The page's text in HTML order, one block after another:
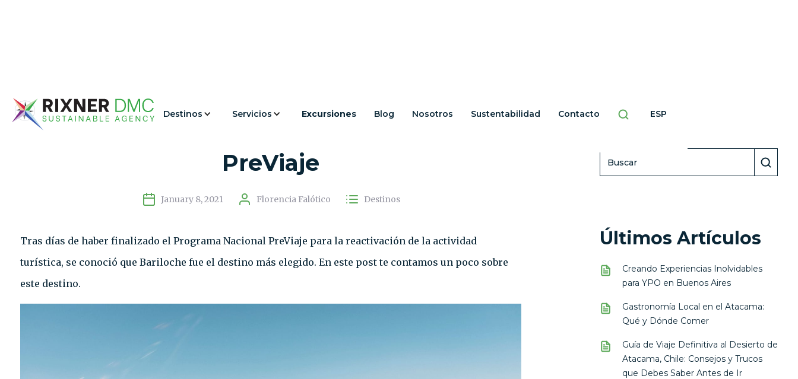
Destinos Servicios Excursiones Blog Nosotros Sustentabilidad Contacto ESP
PreViaje
January 8, 2021 Florencia Falótico Destinos
Tras días de haber finalizado el Programa Nacional PreViaje para la reactivación de la actividad
turística, se conoció que Bariloche fue el destino más elegido. En este post te contamos un poco sobre
este destino.
Últimos Artículos
Creando Experiencias Inolvidables
para YPO en Buenos Aires
Gastronomía Local en el Atacama:
Qué y Dónde Comer
Guía de Viaje Definitiva al Desierto de
Atacama, Chile: Consejos y Trucos
que Debes Saber Antes de Ir